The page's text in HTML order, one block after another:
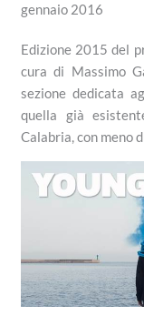
gennaio 2016
Edizione 2015 del
cura di Massimo
sezione dedicata
quella già
Calabria, con meno